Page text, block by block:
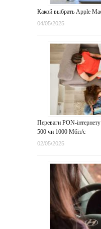
Какой выбрать Apple
04/05/2025
Переваги PON-
500 чи 1000 Мбіт/с
02/05/2025